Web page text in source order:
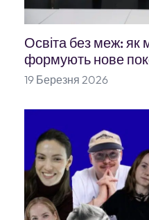
Освіта без меж: як
формують нове
19 Березня 2026